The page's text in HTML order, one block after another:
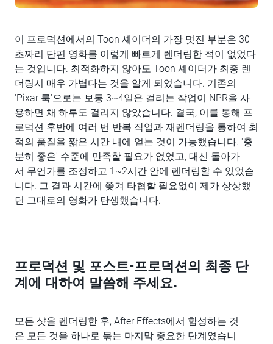
이 프로덕션에서의 Toon 셰이더의 가장 멋진 부분은 30
초짜리 단편 영화를 이렇게 빠르게 렌더링한 적이 없었다
는 것입니다. 최적화하지 않아도 Toon 셰이더가 최종 렌
더링시 매우 가볍다는 것을 알게 되었습니다. 기존의
'Pixar 룩'으로는 보통 3~4일은 걸리는 작업이 NPR을 사
용하면 채 하루도 걸리지 않았습니다. 결국, 이를 통해 프
로덕션 후반에 여러 번 반복 작업과 재렌더링을 통하여 최
적의 품질을 짧은 시간 내에 얻는 것이 가능했습니다. '충
분히 좋은' 수준에 만족할 필요가 없었고, 대신 돌아가
서 무언가를 조정하고 1~2시간 안에 렌더링할 수 있었습
니다. 그 결과 시간에 쫒겨 타협할 필요없이 제가 상상했
던 그대로의 영화가 탄생했습니다.
프로덕션 및 포스트-프로덕션의 최종 단
계에 대하여 말씀해 주세요.
모든 샷을 렌더링한 후, After Effects에서 합성하는 것
은 모든 것을 하나로 묶는 마지막 중요한 단계였습니